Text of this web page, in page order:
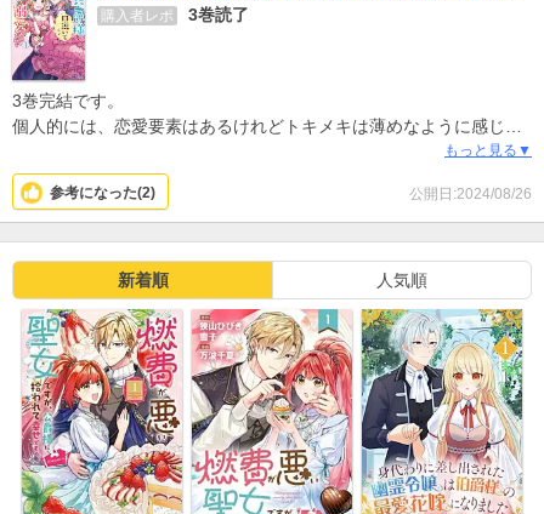
購入者レポ 3巻読了
3巻完結です。
個人的には、恋愛要素はあるけれどトキメキは薄めなように感じま
した。確かに溺愛されているけれど、グイグイくる感じではなくて
ふんわり優しく包み込むタイプで、ふたりのシーンはほのぼのほっ
こりです。
読みやすいし綺麗にまとまっているので★4にしたいところですが、
霞みそうなのと(笑)、『そういうもの』として読まないと疑問符が
たくさん出るストーリーや話運びであることが気になったので、★3
にしておきます。
もっと見る▼
公開日:2024/08/26
参考になった(2)
新着順 人気順